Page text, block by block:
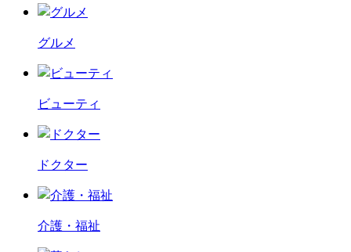
グルメ
ビューティ
ドクター
介護・福祉